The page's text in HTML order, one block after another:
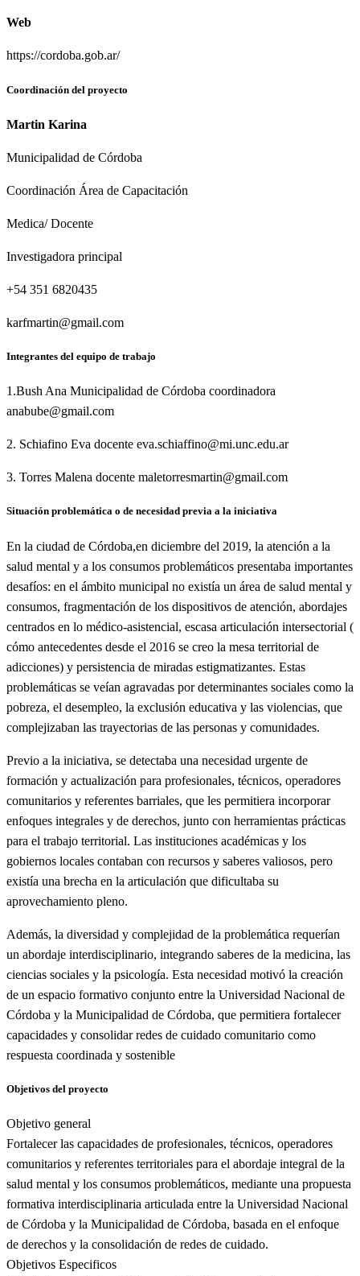
Web
https://cordoba.gob.ar/
Coordinación del proyecto
Martin Karina
Municipalidad de Córdoba
Coordinación Área de Capacitación
Medica/ Docente
Investigadora principal
+54 351 6820435
karfmartin@gmail.com
Integrantes del equipo de trabajo
1.Bush Ana Municipalidad de Córdoba coordinadora
anabube@gmail.com
2. Schiafino Eva docente eva.schiaffino@mi.unc.edu.ar
3. Torres Malena docente maletorresmartin@gmail.com
Situación problemática o de necesidad previa a la iniciativa
En la ciudad de Córdoba,en diciembre del 2019, la atención a la
salud mental y a los consumos problemáticos presentaba importantes
desafíos: en el ámbito municipal no existía un área de salud mental y
consumos, fragmentación de los dispositivos de atención, abordajes
centrados en lo médico-asistencial, escasa articulación intersectorial (
cómo antecedentes desde el 2016 se creo la mesa territorial de
adicciones) y persistencia de miradas estigmatizantes. Estas
problemáticas se veían agravadas por determinantes sociales como la
pobreza, el desempleo, la exclusión educativa y las violencias, que
complejizaban las trayectorias de las personas y comunidades.
Previo a la iniciativa, se detectaba una necesidad urgente de
formación y actualización para profesionales, técnicos, operadores
comunitarios y referentes barriales, que les permitiera incorporar
enfoques integrales y de derechos, junto con herramientas prácticas
para el trabajo territorial. Las instituciones académicas y los
gobiernos locales contaban con recursos y saberes valiosos, pero
existía una brecha en la articulación que dificultaba su
aprovechamiento pleno.
Además, la diversidad y complejidad de la problemática requerían
un abordaje interdisciplinario, integrando saberes de la medicina, las
ciencias sociales y la psicología. Esta necesidad motivó la creación
de un espacio formativo conjunto entre la Universidad Nacional de
Córdoba y la Municipalidad de Córdoba, que permitiera fortalecer
capacidades y consolidar redes de cuidado comunitario como
respuesta coordinada y sostenible
Objetivos del proyecto
Objetivo general
Fortalecer las capacidades de profesionales, técnicos, operadores
comunitarios y referentes territoriales para el abordaje integral de la
salud mental y los consumos problemáticos, mediante una propuesta
formativa interdisciplinaria articulada entre la Universidad Nacional
de Córdoba y la Municipalidad de Córdoba, basada en el enfoque
de derechos y la consolidación de redes de cuidado.
Objetivos Especificos